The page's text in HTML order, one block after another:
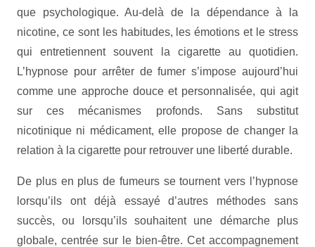
que psychologique. Au-delà de la dépendance à la
nicotine, ce sont les habitudes, les émotions et le stress
qui entretiennent souvent la cigarette au quotidien.
L’hypnose pour arrêter de fumer s’impose aujourd’hui
comme une approche douce et personnalisée, qui agit
sur ces mécanismes profonds. Sans substitut
nicotinique ni médicament, elle propose de changer la
relation à la cigarette pour retrouver une liberté durable.
De plus en plus de fumeurs se tournent vers l’hypnose
lorsqu’ils ont déjà essayé d’autres méthodes sans
succès, ou lorsqu’ils souhaitent une démarche plus
globale, centrée sur le bien-être. Cet accompagnement